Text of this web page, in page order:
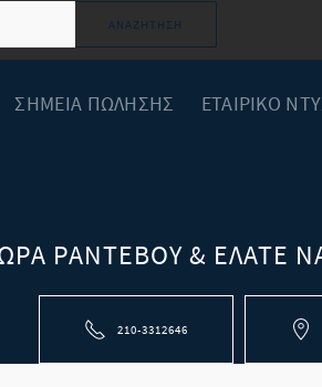
ΑΝΑΖΉΤΗΣΗ
ΣΗΜΕΙΑ ΠΩΛΗΣΗΣ ΕΤΑΙΡΙΚΟ
ΡΑΝΤΕΒΟΎ & ΕΛΆΤΕ
210-3312646